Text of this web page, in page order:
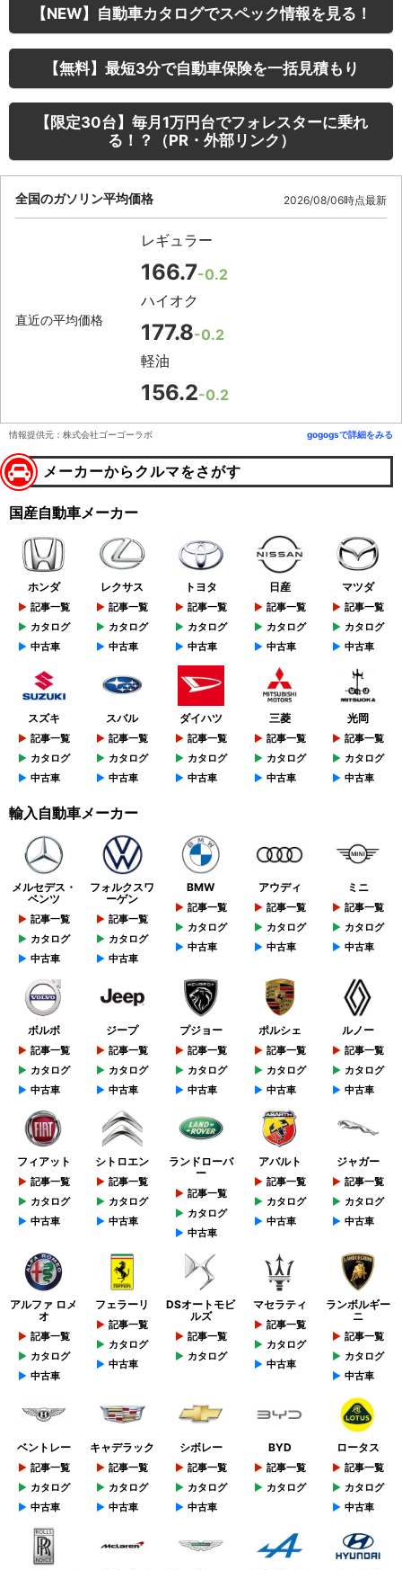
【NEW】自動車カタログでスペック情報を見る！
【無料】最短3分で自動車保険を一括見積もり
【限定30台】毎月1万円台でフォレスターに乗れ
る！？（PR・外部リンク）
全国のガソリン平均価格 2026/08/06時点最新
直近の平均価格
レギュラー
166.7-0.2
ハイオク
177.8-0.2
軽油
156.2-0.2
情報提供元：株式会社ゴーゴーラボ gogogsで詳細をみる
メーカーからクルマをさがす
国産自動車メーカー
ホンダ
記事一覧
カタログ
中古車
レクサス
記事一覧
カタログ
中古車
トヨタ
記事一覧
カタログ
中古車
日産
記事一覧
カタログ
中古車
マツダ
記事一覧
カタログ
中古車
スズキ
記事一覧
カタログ
中古車
スバル
記事一覧
カタログ
中古車
ダイハツ
記事一覧
カタログ
中古車
三菱
記事一覧
カタログ
中古車
光岡
記事一覧
カタログ
中古車
輸入自動車メーカー
メルセデス・
ベンツ
記事一覧
カタログ
中古車
フォルクスワ
ーゲン
記事一覧
カタログ
中古車
BMW
記事一覧
カタログ
中古車
アウディ
記事一覧
カタログ
中古車
ミニ
記事一覧
カタログ
中古車
ボルボ
記事一覧
カタログ
中古車
ジープ
記事一覧
カタログ
中古車
プジョー
記事一覧
カタログ
中古車
ポルシェ
記事一覧
カタログ
中古車
ルノー
記事一覧
カタログ
中古車
フィアット
記事一覧
カタログ
中古車
シトロエン
記事一覧
カタログ
中古車
ランドローバ
ー
記事一覧
カタログ
中古車
アバルト
記事一覧
カタログ
中古車
ジャガー
記事一覧
カタログ
中古車
アルファ ロメ
オ
記事一覧
カタログ
中古車
フェラーリ
記事一覧
カタログ
中古車
DSオートモビ
ルズ
記事一覧
カタログ
マセラティ
記事一覧
カタログ
中古車
ランボルギー
ニ
記事一覧
カタログ
中古車
ベントレー
記事一覧
カタログ
中古車
キャデラック
記事一覧
カタログ
中古車
シボレー
記事一覧
カタログ
中古車
BYD
記事一覧
カタログ
ロータス
記事一覧
カタログ
中古車